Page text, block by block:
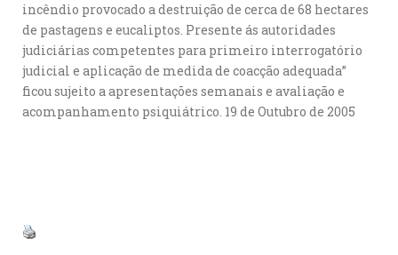
incêndio provocado a destruição de cerca de 68 hectares
de pastagens e eucaliptos. Presente ás autoridades
judiciárias competentes para primeiro interrogatório
judicial e aplicação de medida de coacção adequada”
ficou sujeito a apresentações semanais e avaliação e
acompanhamento psiquiátrico. 19 de Outubro de 2005